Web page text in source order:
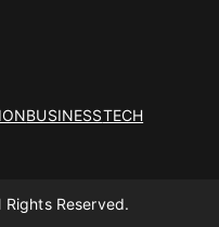
BUSINESSTECH
Reserved.